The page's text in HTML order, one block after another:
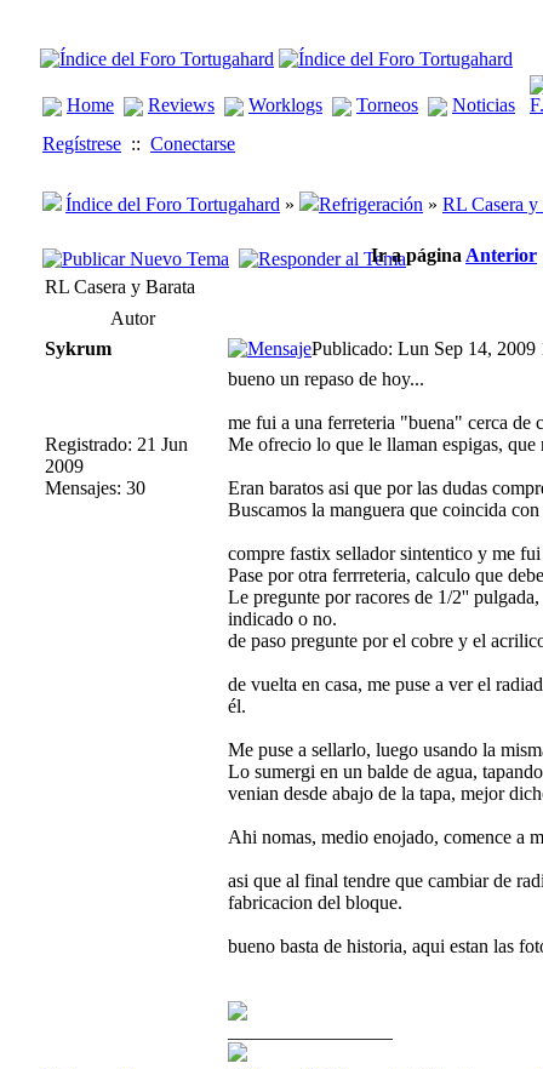
Home Reviews Worklogs Torneos
Noticias
Regístrese :: Conectarse
Índice del Foro Tortugahard » Refrigeración » RL Casera y
Ir a página Anterior
RL Casera y Barata
Autor
Sykrum
Publicado: Lun Sep 14, 2009
Registrado: 21 Jun
2009
Mensajes: 30
bueno un repaso de hoy...
me fui a una ferreteria "buena" cerca de
Me ofrecio lo que le llaman espigas,
Eran baratos asi que por las dudas
Buscamos la manguera que coincida
compre fastix sellador sintentico y me
Pase por otra ferrreteria, calculo que
Le pregunte por racores de 1/2''
indicado o no.
de paso pregunte por el cobre y el
de vuelta en casa, me puse a ver el
él.
Me puse a sellarlo, luego usando la
Lo sumergi en un balde de agua,
venian desde abajo de la tapa, mejor
Ahi nomas, medio enojado, comence a
asi que al final tendre que cambiar de
fabricacion del bloque.
bueno basta de historia, aqui estan las